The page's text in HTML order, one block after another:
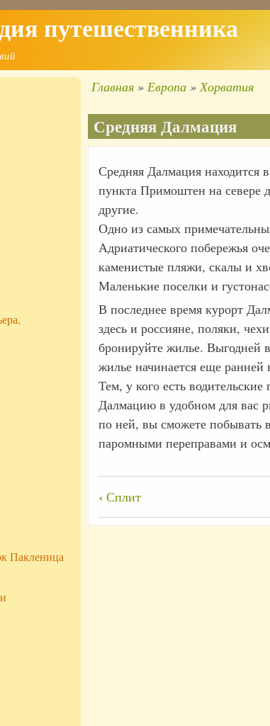
путешественника
навигации
Главная Европа Хорватия
Средняя Далмация
Средняя Далмация находится
пункта Примоштен на севере
другие.
Одно из самых
Адриатического побережья
каменистые пляжи, скалы и
Маленькие поселки и
В последнее время курорт
здесь и россияне, поляки,
бронируйте жилье. Выгодней
жилье начинается еще ранней
Тем, у кого есть
Далмацию в удобном для вас
по ней, вы сможете побывать
паромными переправами и
Перекрёстные
ссылки
‹Сплит
Пакленица